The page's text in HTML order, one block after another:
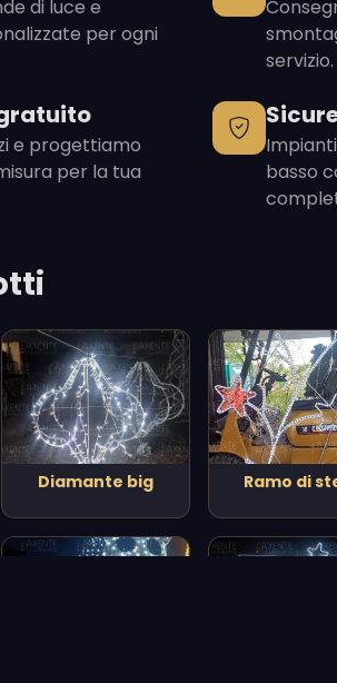
di luce e
per ogni
servizio.
e progettiamo
per la tua
basso
Diamante big Ramo di